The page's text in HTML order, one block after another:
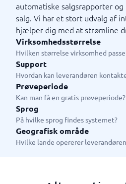
automatiske salgsrapporter
salg. Vi har et stort udvalg af
hjælper dig med at strømline
Virksomhedsstørrelse
Hvilken størrelse virksomhed
Support
Hvordan kan leverandøren
Prøveperiode
Kan man få en gratis prøveperiode?
Sprog
På hvilke sprog findes systemet?
Geografisk område
Hvilke lande opererer